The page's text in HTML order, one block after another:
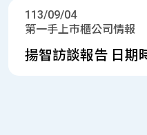
113/09/04
第一手上市櫃公司情報
揚智訪談報告 日期